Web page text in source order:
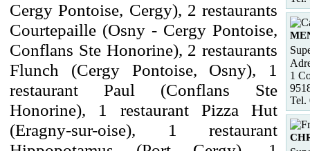
Cergy Pontoise, Cergy), 2 restaurants
Courtepaille (Osny - Cergy Pontoise,
Conflans Ste Honorine), 2 restaurants
Flunch (Cergy Pontoise, Osny), 1
restaurant Paul (Conflans Ste
Honorine), 1 restaurant Pizza Hut
(Eragny-sur-oise), 1 restaurant
1
Tel.